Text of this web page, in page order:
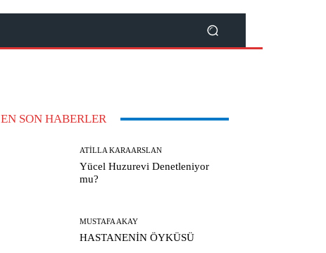
EN SON HABERLER
ATILLA KARAARSLAN
Yücel Huzurevi Denetleniyor
mu?
MUSTAFA AKAY
HASTANENİN ÖYKÜSÜ